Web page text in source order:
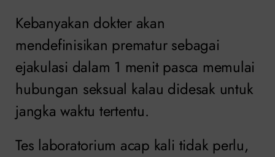
Kebanyakan dokter akan
mendefinisikan prematur sebagai
ejakulasi dalam 1 menit pasca memulai
hubungan seksual kalau didesak untuk
jangka waktu tertentu.
Tes laboratorium acap kali tidak perlu,